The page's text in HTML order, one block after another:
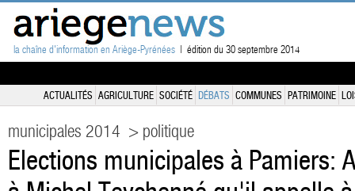
la chaîne d'information en Ariège-Pyrénées | édition du 30 septembre 2014
ACTUALITÉS AGRICULTURE SOCIÉTÉ DÉBATS COMMUNES PATRIMOINE
municipales 2014 > politique
Elections municipales à Pamiers: